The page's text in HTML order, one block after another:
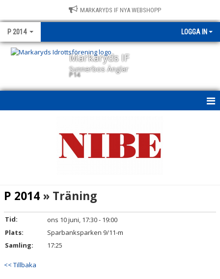
MARKARYDS IF NYA WEBSHOPP
P 2014 LOGGA IN
Markaryds IF
Sunnerbos Änglar
P14
DOKUMENT
KONTAKT
P 2014 » Träning
Tid:
ons 10 juni, 17:30 - 19:00
Plats:
Sparbanksparken 9/11-m
Samling:
17:25
<< Tillbaka